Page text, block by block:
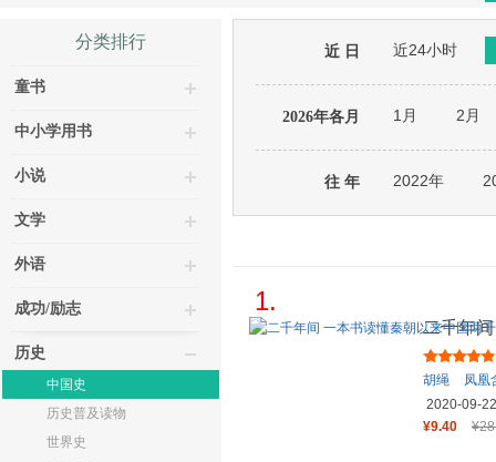
分类排行
童书
中小学用书
小说
文学
外语
成功/励志
历史
中国史
历史普及读物
世界史
近 日 近24小时
2026年各月 1月 2月
往 年 2022年
1.
二千年
历史
胡绳
凤凰
2020-09-22
¥9.40